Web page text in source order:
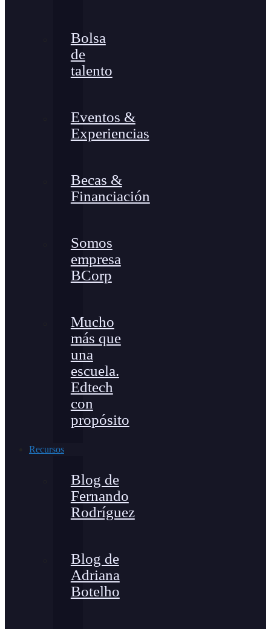
Bolsa
de
talento
Eventos &
Experiencias
Becas &
Financiación
Somos
empresa
BCorp
Mucho
más que
una
escuela.
Edtech
con
propósito
Recursos
Blog de
Fernando
Rodríguez
Blog de
Adriana
Botelho